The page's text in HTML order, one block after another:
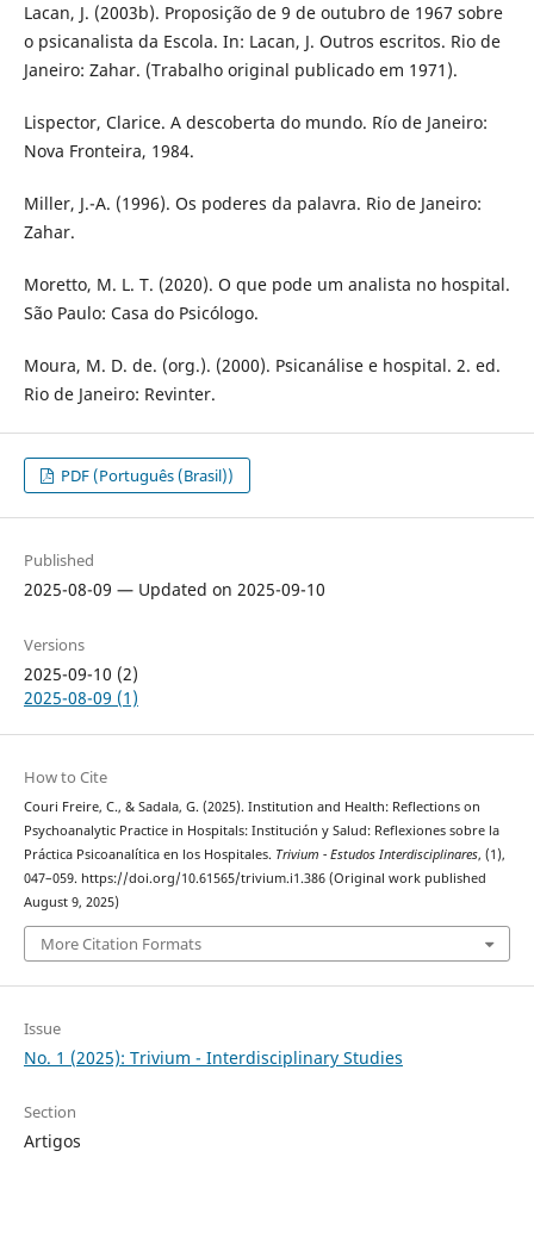
Lacan, J. (2003b). Proposição de 9 de outubro de 1967 sobre
o psicanalista da Escola. In: Lacan, J. Outros escritos. Rio de
Janeiro: Zahar. (Trabalho original publicado em 1971).
Lispector, Clarice. A descoberta do mundo. Río de Janeiro:
Nova Fronteira, 1984.
Miller, J.-A. (1996). Os poderes da palavra. Rio de Janeiro:
Zahar.
Moretto, M. L. T. (2020). O que pode um analista no hospital.
São Paulo: Casa do Psicólogo.
Moura, M. D. de. (org.). (2000). Psicanálise e hospital. 2. ed.
Rio de Janeiro: Revinter.
PDF (Português (Brasil))
Published
2025-08-09 — Updated on 2025-09-10
Versions
2025-09-10 (2)
2025-08-09 (1)
How to Cite
Couri Freire, C., & Sadala, G. (2025). Institution and Health: Reflections on
Psychoanalytic Practice in Hospitals: Institución y Salud: Reflexiones sobre la
Práctica Psicoanalítica en los Hospitales. Trivium - Estudos Interdisciplinares, (1),
047–059. https://doi.org/10.61565/trivium.i1.386 (Original work published
August 9, 2025)
More Citation Formats
Issue
No. 1 (2025): Trivium - Interdisciplinary Studies
Section
Artigos